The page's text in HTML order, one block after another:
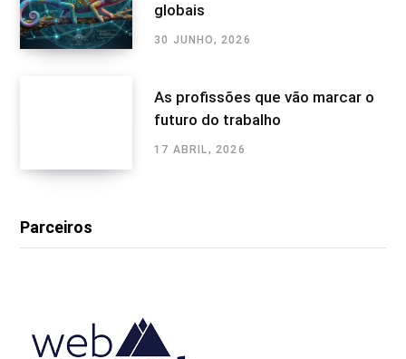
globais
30 JUNHO, 2026
As profissões que vão marcar o
futuro do trabalho
17 ABRIL, 2026
Parceiros